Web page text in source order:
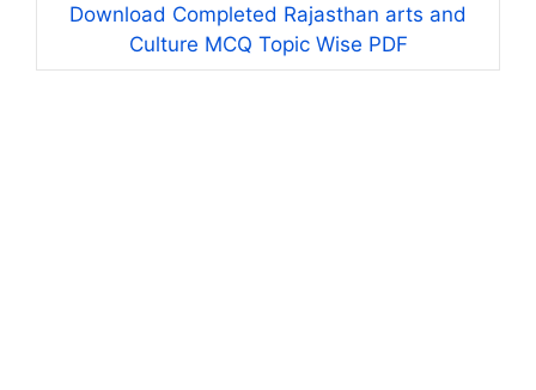
Download Completed Rajasthan arts and
Culture MCQ Topic Wise PDF